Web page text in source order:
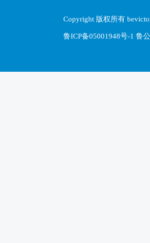
Copyright 版权所有
鲁ICP备05001948号-1 鲁